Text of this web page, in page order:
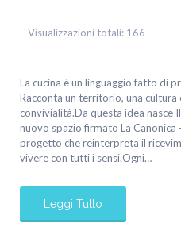
Visualizzazioni totali: 166
La cucina è un linguaggio fatto di
Racconta un territorio, una cultura
convivialità.Da questa idea nasce
nuovo spazio firmato La Canonica
progetto che reinterpreta il
vivere con tutti i sensi.Ogni…
Leggi Tutto